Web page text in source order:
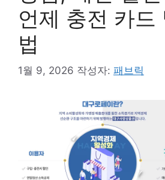
언제 충전 카드
법
1월 9, 2026 작성자: 패브릭